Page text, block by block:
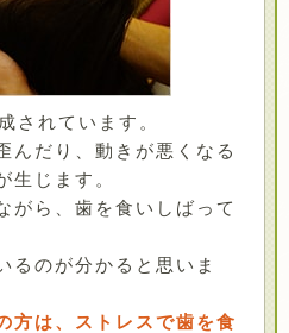
されています。
んだり、動きが悪くなる
生じます。
がら、歯を食いしばって
るのが分かると思いま
方は、ストレスで歯を食